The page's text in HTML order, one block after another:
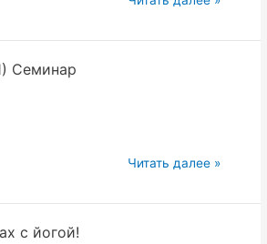
(Ч.
Семинар
Бхакти
(Ч.
Читать далее »
с йогой!